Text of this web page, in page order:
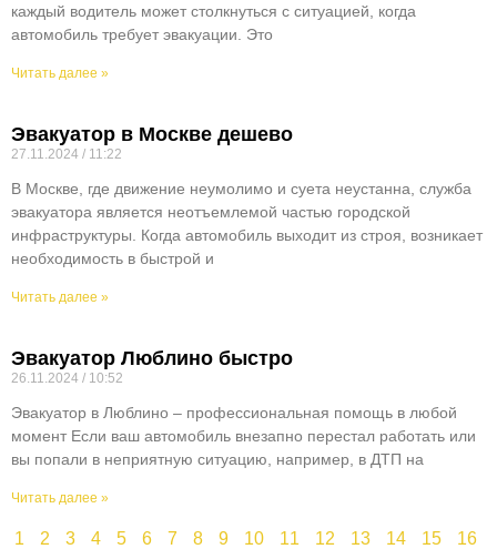
каждый водитель может столкнуться с ситуацией, когда
автомобиль требует эвакуации. Это
Читать далее »
Эвакуатор в Москве дешево
27.11.2024 11:22
В Москве, где движение неумолимо и суета неустанна, служба
эвакуатора является неотъемлемой частью городской
инфраструктуры. Когда автомобиль выходит из строя, возникает
необходимость в быстрой и
Читать далее »
Эвакуатор Люблино быстро
26.11.2024 10:52
Эвакуатор в Люблино – профессиональная помощь в любой
момент Если ваш автомобиль внезапно перестал работать или
вы попали в неприятную ситуацию, например, в ДТП на
Читать далее »
1 2 3 4 5 6 7 8 9 10 11 12 13 14 15
16